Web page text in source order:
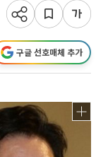
구글 선호매체 추가